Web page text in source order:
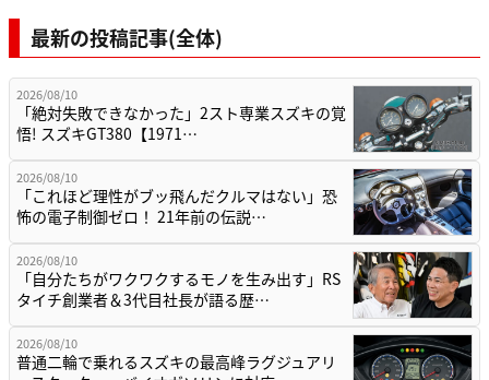
最新の投稿記事(全体)
2026/08/10
「絶対失敗できなかった」2スト専業スズキの覚
悟! スズキGT380【1971…
2026/08/10
「これほど理性がブッ飛んだクルマはない」恐
怖の電子制御ゼロ！ 21年前の伝説…
2026/08/10
「自分たちがワクワクするモノを生み出す」RS
タイチ創業者＆3代目社長が語る歴…
2026/08/10
普通二輪で乗れるスズキの最高峰ラグジュアリ